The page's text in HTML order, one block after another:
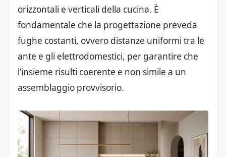
orizzontali e verticali della cucina. È
fondamentale che la progettazione preveda
fughe costanti, ovvero distanze uniformi tra le
ante e gli elettrodomestici, per garantire che
l’insieme risulti coerente e non simile a un
assemblaggio provvisorio.